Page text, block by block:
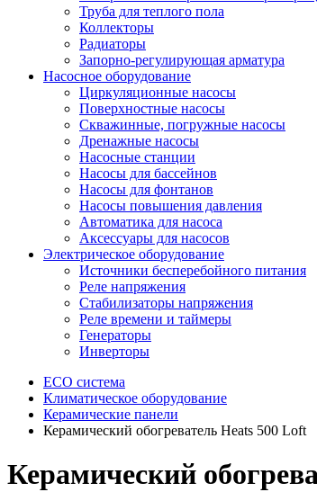
Труба для теплого пола
Коллекторы
Радиаторы
Запорно-регулирующая арматура
Насосное оборудование
Циркуляционные насосы
Поверхностные насосы
Скважинные, погружные насосы
Дренажные насосы
Насосные станции
Насосы для бассейнов
Насосы для фонтанов
Насосы повышения давления
Автоматика для насоса
Аксессуары для насосов
Электрическое оборудование
Источники бесперебойного питания
Реле напряжения
Стабилизаторы напряжения
Реле времени и таймеры
Генераторы
Инверторы
ECO система
Климатическое оборудование
Керамические панели
Керамический обогреватель Heats 500 Loft
Керамический